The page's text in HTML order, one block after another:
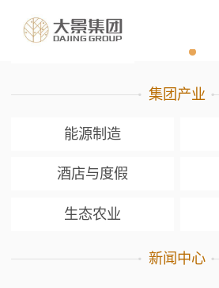
集团产业
能源制造
酒店与度假
生态农业
新闻中心